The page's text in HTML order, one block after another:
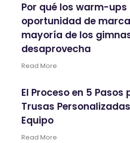
Por qué los warm-ups
oportunidad de
mayoría de los
desaprovecha
Read More
El Proceso en 5 Pasos
Trusas
Equipo
Read More